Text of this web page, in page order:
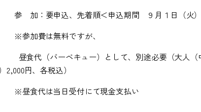
加：要申込、先着順＜申込期間 ９月１日（火
※参加費は無料ですが、
昼食代（バーベキュー）として、別途必要（大人
2,000円、各税込）
※昼食代は当日受付にて現金支払い